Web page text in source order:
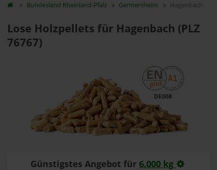
Bundesland Rheinland-Pfalz Germersheim Hagenbach
Lose Holzpellets für Hagenbach (PLZ
76767)
DE008
Günstigstes Angebot für 6.000 kg